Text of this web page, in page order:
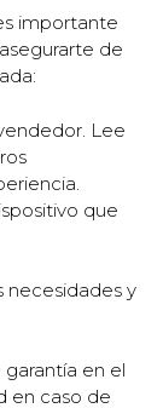
importante
de
Lee
que
necesidades y
en el
en caso de